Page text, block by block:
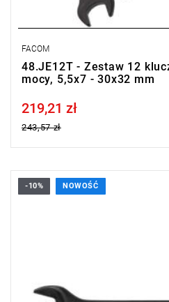
FACOM
48.JE12T - Zestaw 12
mocy, 5,5x7 - 30x32 mm
Price tax included
219,21 zł
243,57 zł
-10% NOWOŚĆ